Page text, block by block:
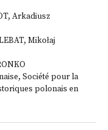
Arkadiusz
Mikołaj
Société pour la
polonais en